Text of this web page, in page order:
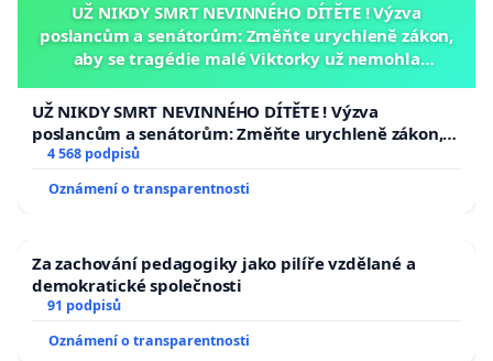
UŽ NIKDY SMRT NEVINNÉHO DÍTĚTE ! Výzva
poslancům a senátorům: Změňte urychleně zákon,
aby se tragédie malé Viktorky už nemohla
UŽ NIKDY SMRT NEVINNÉHO DÍTĚTE ! Výzva
poslancům a senátorům: Změňte urychleně zákon,
aby se tragédie malé Viktorky už nemohla opakovat!
4 568 podpisů
Oznámení o transparentnosti
Za zachování pedagogiky jako pilíře vzdělané a
demokratické společnosti
91 podpisů
Oznámení o transparentnosti